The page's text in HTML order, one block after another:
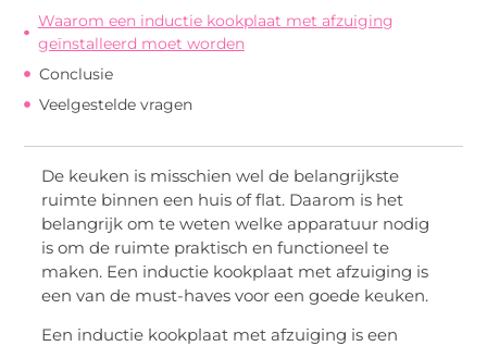
Waarom een inductie kookplaat met afzuiging
geïnstalleerd moet worden
Conclusie
Veelgestelde vragen
De keuken is misschien wel de belangrijkste
ruimte binnen een huis of flat. Daarom is het
belangrijk om te weten welke apparatuur nodig
is om de ruimte praktisch en functioneel te
maken. Een inductie kookplaat met afzuiging is
een van de must-haves voor een goede keuken.
Een inductie kookplaat met afzuiging is een